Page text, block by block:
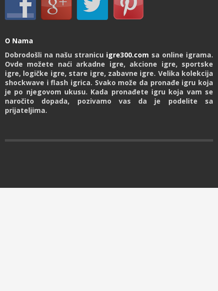
O Nama
Dobrodošli na našu stranicu igre300.com sa online igrama.
Ovde možete naći arkadne igre, akcione igre, sportske
igre, logičke igre, stare igre, zabavne igre. Velika kolekcija
shockwave i flash igrica. Svako može da pronađe igru koja
je po njegovom ukusu. Kada pronađete igru koja vam se
naročito dopada, pozivamo vas da je podelite sa
prijateljima.